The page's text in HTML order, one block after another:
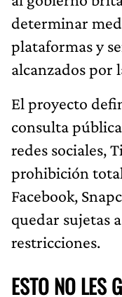
determinar
plataformas y
alcanzados por
El proyecto
consulta
redes sociales,
prohibición
Facebook,
quedar sujetas
restricciones.
ESTO NO LES